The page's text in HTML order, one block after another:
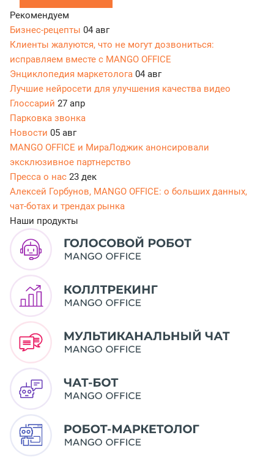
Рекомендуем
Бизнес-рецепты 04 авг
Клиенты жалуются, что не могут дозвониться:
исправляем вместе с MANGO OFFICE
Энциклопедия маркетолога 04 авг
Лучшие нейросети для улучшения качества видео
Глоссарий 27 апр
Парковка звонка
Новости 05 авг
MANGO OFFICE и МираЛоджик анонсировали
эксклюзивное партнерство
Пресса о нас 23 дек
Алексей Горбунов, MANGO OFFICE: о больших данных,
чат-ботах и трендах рынка
Наши продукты